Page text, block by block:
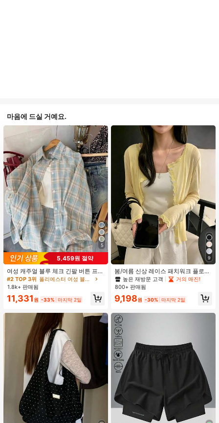
마음에 드실 거예요.
5
5,459원 절약
여성 캐주얼 블루 체크 긴팔 버튼 프론
트 폴리에스터 셔츠, 레귤러 핏, 봄 의
류, 편안한 스타일
#2 TOP 3위
폴리에스터 여성 블라우스
1.8k+ 판매됨
11,331 원 -33% 마지막 2일
9
봄/여름 신상 레이스 패치워크 플로럴
트림 소프트 니트 가디건 경량 재킷 탑
여성용, 코티지코어 옐로우
높은 재방문 고객
거의 매진!
800+ 판매됨
9,198원 -30% 마지막 2일